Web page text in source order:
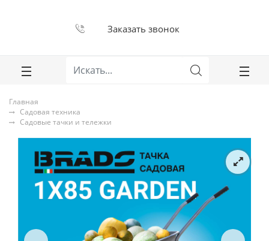
Заказать звонок
Главная
Садовая техника
Садовые тачки и тележки